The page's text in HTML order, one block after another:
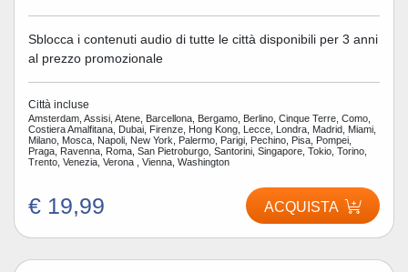
Sblocca i contenuti audio di tutte le città disponibili per 3 anni
al prezzo promozionale
Città incluse
Amsterdam, Assisi, Atene, Barcellona, Bergamo, Berlino, Cinque Terre, Como,
Costiera Amalfitana, Dubai, Firenze, Hong Kong, Lecce, Londra, Madrid, Miami,
Milano, Mosca, Napoli, New York, Palermo, Parigi, Pechino, Pisa, Pompei,
Praga, Ravenna, Roma, San Pietroburgo, Santorini, Singapore, Tokio, Torino,
Trento, Venezia, Verona , Vienna, Washington
€ 19,99 ACQUISTA